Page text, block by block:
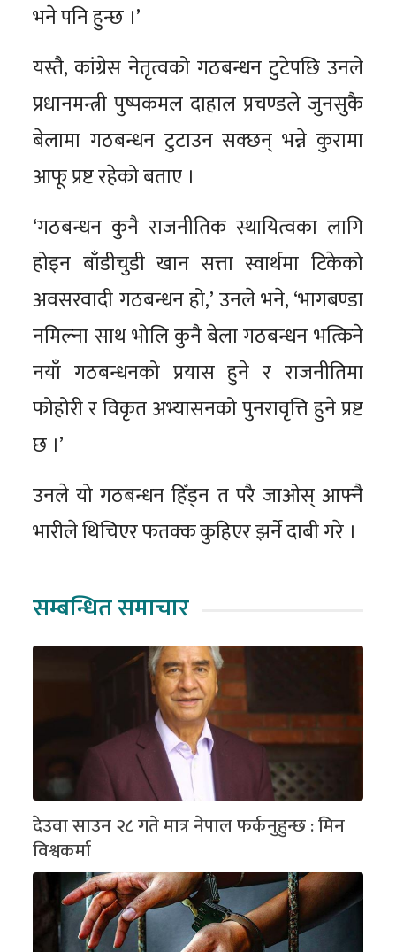
भने पनि हुन्छ ।’
यस्तै, कांग्रेस नेतृत्वको गठबन्धन टुटेपछि उनले
प्रधानमन्त्री पुष्पकमल दाहाल प्रचण्डले जुनसुकै
बेलामा गठबन्धन टुटाउन सक्छन् भन्ने कुरामा
आफू प्रष्ट रहेको बताए ।
‘गठबन्धन कुनै राजनीतिक स्थायित्वका लागि
होइन बाँडीचुडी खान सत्ता स्वार्थमा टिकेको
अवसरवादी गठबन्धन हो,’ उनले भने, ‘भागबण्डा
नमिल्ना साथ भोलि कुनै बेला गठबन्धन भत्किने
नयाँ गठबन्धनको प्रयास हुने र राजनीतिमा
फोहोरी र विकृत अभ्यासनको पुनरावृत्ति हुने प्रष्ट
छ ।’
उनले यो गठबन्धन हिँड्न त परै जाओस् आफ्नै
भारीले थिचिएर फतक्क कुहिएर झर्ने दाबी गरे ।
सम्बन्धित समाचार
देउवा साउन २८ गते मात्र नेपाल फर्कनुहुन्छ : मिन
विश्वकर्मा